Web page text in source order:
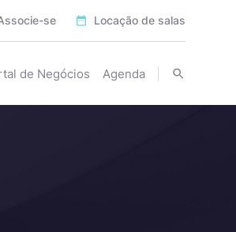
se Locação de salas
de Negócios Agenda